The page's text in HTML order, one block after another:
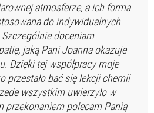
atmosferze, a ich forma
do indywidualnych
doceniam
jaką Pani Joanna okazuje
Dzięki tej współpracy moje
przestało bać się lekcji chemii
wszystkim uwierzyło w
przekonaniem polecam Panią